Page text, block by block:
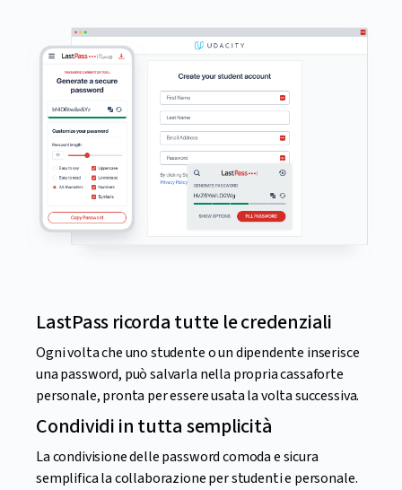
LastPass ricorda tutte le credenziali
Ogni volta che uno studente o un dipendente inserisce
una password, può salvarla nella propria cassaforte
personale, pronta per essere usata la volta successiva.
Condividi in tutta semplicità
La condivisione delle password comoda e sicura
semplifica la collaborazione per studenti e personale.